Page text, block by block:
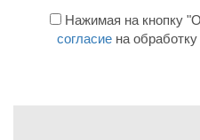
Нажимая на кнопку
согласиена обработку